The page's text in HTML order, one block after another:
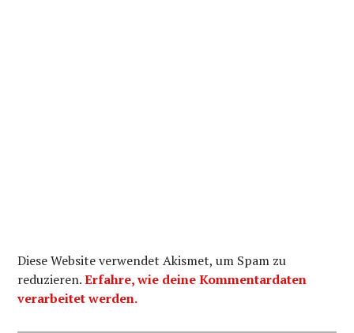
Diese Website verwendet Akismet, um Spam zu
reduzieren.Erfahre, wie deine Kommentardaten
verarbeitet werden.